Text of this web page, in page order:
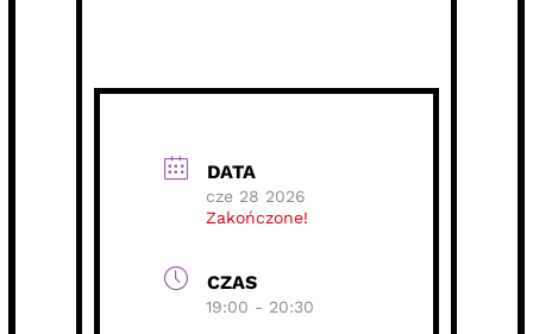
DATA
cze 28 2026
Zakończone!
CZAS
19:00 - 20:30